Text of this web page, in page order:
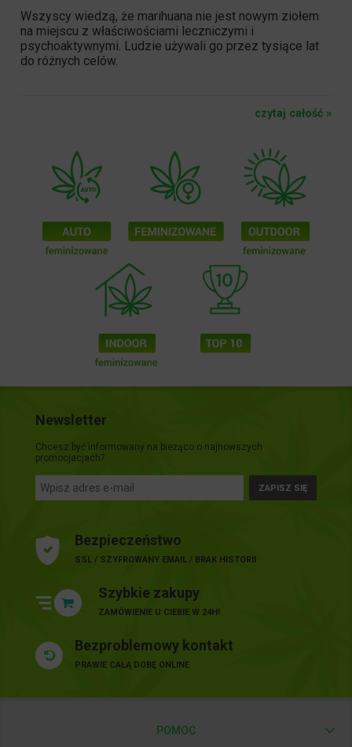
Wszyscy wiedzą, że marihuana nie jest nowym ziołem
na miejscu z właściwościami leczniczymi i
psychoaktywnymi. Ludzie używali go przez tysiące lat
do różnych celów.
czytaj całość »
Newsletter
Chcesz być informowany na bieżąco o najnowszych
promocjacjach?
ZAPISZ SIĘ
Bezpieczeństwo
SSL / SZYFROWANY EMAIL / BRAK HISTORII
Szybkie zakupy
ZAMÓWIENIE U CIEBIE W 24H!
Bezproblemowy kontakt
PRAWIE CAŁĄ DOBĘ ONLINE
POMOC